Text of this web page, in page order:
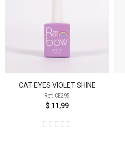
CAT EYES VIOLET SHINE
Ref: CE295
$ 11,99